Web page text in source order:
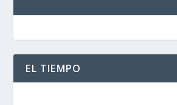
EL TIEMPO